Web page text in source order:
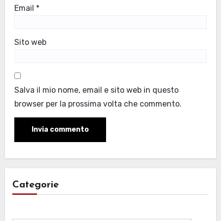
Email *
Sito web
Salva il mio nome, email e sito web in questo
browser per la prossima volta che commento.
Categorie